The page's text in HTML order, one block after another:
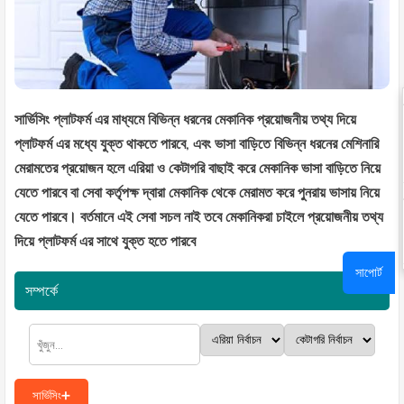
সার্ভিসিং প্লাটফর্ম এর মাধ্যমে বিভিন্ন ধরনের মেকানিক প্রয়োজনীয় তথ্য দিয়ে
প্লাটফর্ম এর মধ্যে যুক্ত থাকতে পারবে, এবং ভাসা বাড়িতে বিভিন্ন ধরনের মেশিনারি
মেরামতের প্রয়োজন হলে এরিয়া ও কেটাগরি বাছাই করে মেকানিক ভাসা বাড়িতে নিয়ে
যেতে পারবে বা সেবা কর্তৃপক্ষ দ্বারা মেকানিক থেকে মেরামত করে পুনরায় ভাসায় নিয়ে
যেতে পারবে। বর্তমানে এই সেবা সচল নাই তবে মেকানিকরা চাইলে প্রয়োজনীয় তথ্য
দিয়ে প্লাটফর্ম এর সাথে যুক্ত হতে পারবে
সম্পর্কে
সাপোর্ট
সার্ভিসিং➕